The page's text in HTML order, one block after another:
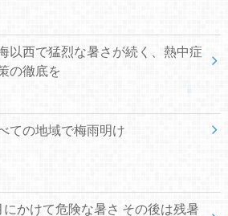
以西で猛烈な暑さが続く、熱中症
の徹底を
ての地域で梅雨明け
にかけて危険な暑さ その後は残暑